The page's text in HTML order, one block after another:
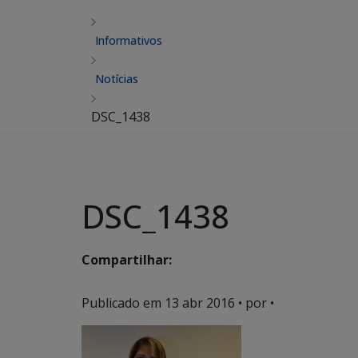
Informativos
Notícias
DSC_1438
DSC_1438
Compartilhar:
Publicado em 13 abr 2016 • por •